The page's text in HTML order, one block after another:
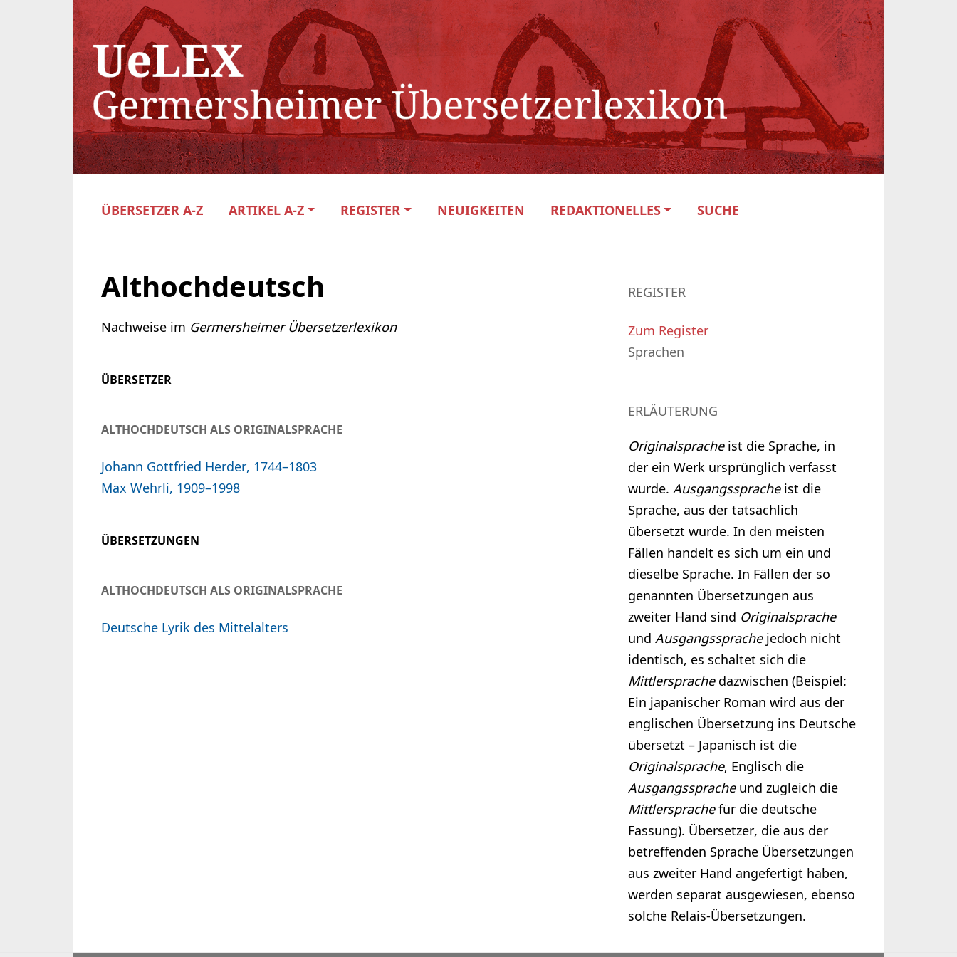
ÜBERSETZER A-Z ARTIKEL A-Z REGISTER NEUIGKEITEN REDAKTIONELLES SUCHE
Althochdeutsch
Nachweise im Germersheimer Übersetzerlexikon
ÜBERSETZER
ALTHOCHDEUTSCH ALS ORIGINALSPRACHE
Johann Gottfried Herder, 1744–1803
Max Wehrli, 1909–1998
ÜBERSETZUNGEN
ALTHOCHDEUTSCH ALS ORIGINALSPRACHE
Deutsche Lyrik des Mittelalters
REGISTER
Zum Register
Sprachen
ERLÄUTERUNG
Originalspracheist die Sprache, in
der ein Werk ursprünglich verfasst
wurde. Ausgangsspracheist die
Sprache, aus der tatsächlich
übersetzt wurde. In den meisten
Fällen handelt es sich um ein und
dieselbe Sprache. In Fällen der so
genannten Übersetzungen aus
zweiter Hand sind Originalsprache
und Ausgangssprachejedoch nicht
identisch, es schaltet sich die
Mittlersprachedazwischen (Beispiel:
Ein japanischer Roman wird aus der
englischen Übersetzung ins Deutsche
übersetzt – Japanisch ist die
Originalsprache, Englisch die
Ausgangsspracheund zugleich die
Mittlersprachefür die deutsche
Fassung). Übersetzer, die aus der
betreffenden Sprache Übersetzungen
aus zweiter Hand angefertigt haben,
werden separat ausgewiesen, ebenso
solche Relais-Übersetzungen.